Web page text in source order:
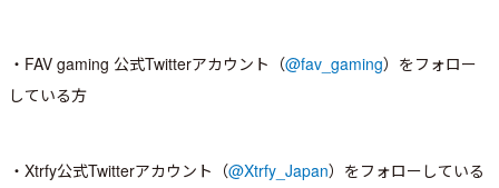
・FAV gaming 公式Twitterアカウント（@fav_gaming）をフォロー
している方
・Xtrfy公式Twitterアカウント（@Xtrfy_Japan）をフォローしている